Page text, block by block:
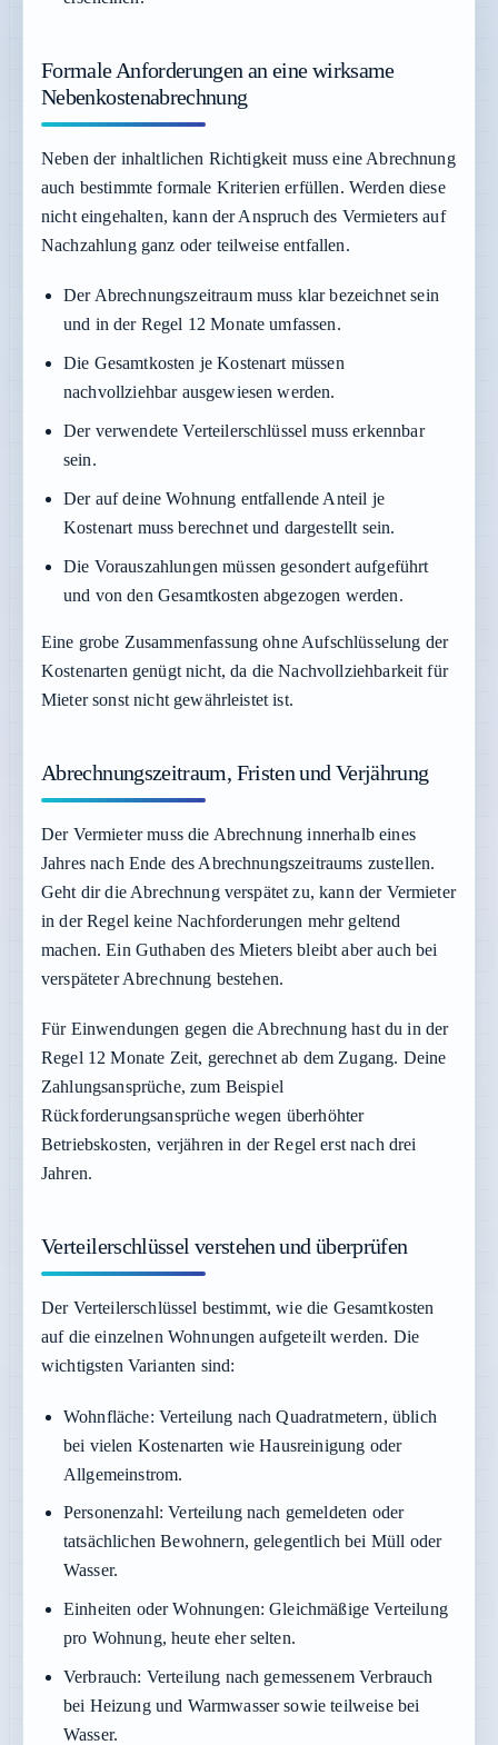
Formale Anforderungen an eine wirksame
Nebenkostenabrechnung
Neben der inhaltlichen Richtigkeit muss eine Abrechnung
auch bestimmte formale Kriterien erfüllen. Werden diese
nicht eingehalten, kann der Anspruch des Vermieters auf
Nachzahlung ganz oder teilweise entfallen.
Der Abrechnungszeitraum muss klar bezeichnet sein
und in der Regel 12 Monate umfassen.
Die Gesamtkosten je Kostenart müssen
nachvollziehbar ausgewiesen werden.
Der verwendete Verteilerschlüssel muss erkennbar
sein.
Der auf deine Wohnung entfallende Anteil je
Kostenart muss berechnet und dargestellt sein.
Die Vorauszahlungen müssen gesondert aufgeführt
und von den Gesamtkosten abgezogen werden.
Eine grobe Zusammenfassung ohne Aufschlüsselung der
Kostenarten genügt nicht, da die Nachvollziehbarkeit für
Mieter sonst nicht gewährleistet ist.
Abrechnungszeitraum, Fristen und Verjährung
Der Vermieter muss die Abrechnung innerhalb eines
Jahres nach Ende des Abrechnungszeitraums zustellen.
Geht dir die Abrechnung verspätet zu, kann der Vermieter
in der Regel keine Nachforderungen mehr geltend
machen. Ein Guthaben des Mieters bleibt aber auch bei
verspäteter Abrechnung bestehen.
Für Einwendungen gegen die Abrechnung hast du in der
Regel 12 Monate Zeit, gerechnet ab dem Zugang. Deine
Zahlungsansprüche, zum Beispiel
Rückforderungsansprüche wegen überhöhter
Betriebskosten, verjähren in der Regel erst nach drei
Jahren.
Verteilerschlüssel verstehen und überprüfen
Der Verteilerschlüssel bestimmt, wie die Gesamtkosten
auf die einzelnen Wohnungen aufgeteilt werden. Die
wichtigsten Varianten sind:
Wohnfläche: Verteilung nach Quadratmetern, üblich
bei vielen Kostenarten wie Hausreinigung oder
Allgemeinstrom.
Personenzahl: Verteilung nach gemeldeten oder
tatsächlichen Bewohnern, gelegentlich bei Müll oder
Wasser.
Einheiten oder Wohnungen: Gleichmäßige Verteilung
pro Wohnung, heute eher selten.
Verbrauch: Verteilung nach gemessenem Verbrauch
bei Heizung und Warmwasser sowie teilweise bei
Wasser.